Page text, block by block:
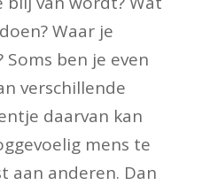
Waar je
ben je even
verschillende
daarvan kan
mens te
aan anderen. Dan